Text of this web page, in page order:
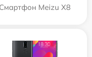
Смартфон Meizu X8